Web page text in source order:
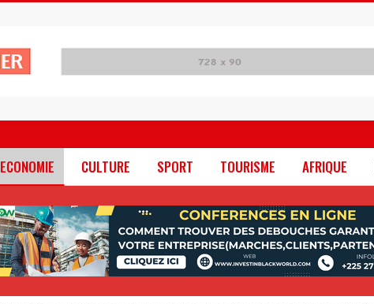
ECONOMIE CULTURE SPORT TOURISME AFRIQUE